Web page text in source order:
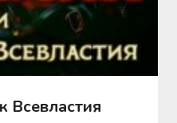
Всевластия